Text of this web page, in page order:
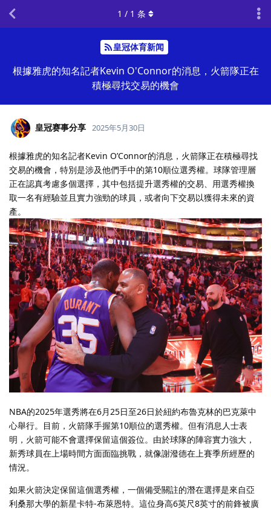
皇冠体育新闻
根據雅虎的知名記者Kevin O'Connor的消息，火箭隊正在
積極尋找交易的機會
1 / 1 条
皇冠赛事分享 2025年5月30日
根據雅虎的知名記者Kevin O’Connor的消息，火箭隊正在積極尋找
交易的機會，特別是涉及他們手中的第10順位選秀權。球隊管理層
正在認真考慮多個選擇，其中包括提升選秀權的交易、用選秀權換
取一名有經驗並且實力強勁的球員，或者向下交易以獲得未來的資
產。
NBA的2025年選秀將在6月25日至26日於紐約布魯克林的巴克萊中
心舉行。目前，火箭隊手握第10順位的選秀權。但有消息人士表
明，火箭可能不會選擇保留這個簽位。由於球隊的陣容實力強大，
新秀球員在上場時間方面面臨挑戰，就像謝潑德在上賽季所經歷的
情況。
如果火箭決定保留這個選秀權，一個備受關註的潛在選擇是來自亞
利桑那大學的新星卡特-布萊恩特。這位身高6英尺8英寸的前鋒被廣